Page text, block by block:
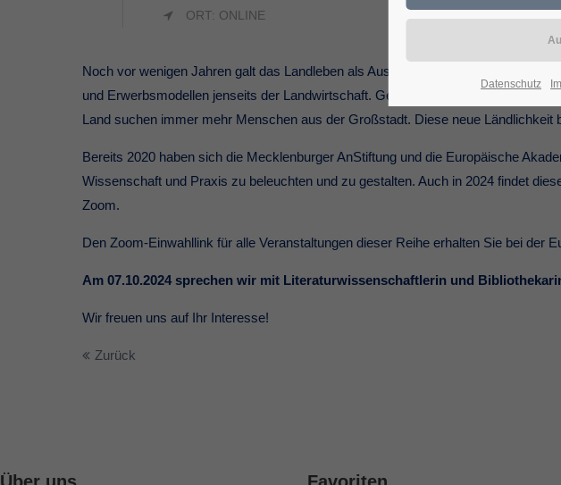
ORT: ONLINE
Noch vor wenigen Jahren galt das Landleben als Auslaufmodell. Inzwischen ist
und Erwerbsmodellen jenseits der Landwirtschaft. Gerade die Pandemie hat mit
Land suchen immer mehr Menschen aus der Großstadt. Diese neue Ländlichkeit
Bereits 2020 haben sich die Mecklenburger AnStiftung und die Europäische
Wissenschaft und Praxis zu beleuchten und zu gestalten. Auch in 2024 findet
Zoom.
Den Zoom-Einwahllink für alle Veranstaltungen dieser Reihe erhalten Sie bei der
Am 07.10.2024 sprechen wir mit Literaturwissenschaftlerin und
Wir freuen uns auf Ihr Interesse!
Zurück
Datenschutz